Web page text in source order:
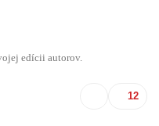
edícii autorov.